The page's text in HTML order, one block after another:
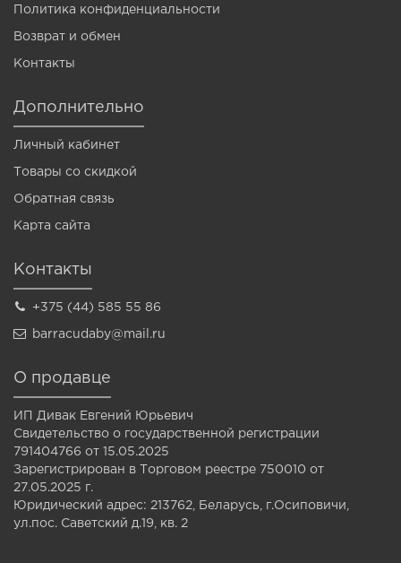
Политика конфиденциальности
Возврат и обмен
Контакты
Дополнительно
Личный кабинет
Товары со скидкой
Обратная связь
Карта сайта
Контакты
+375 (44) 585 55 86
barracudaby@mail.ru
О продавце
ИП Дивак Евгений Юрьевич
Свидетельство о государственной регистрации
791404766 от 15.05.2025
Зарегистрирован в Торговом реестре 750010 от
27.05.2025 г.
Юридический адрес: 213762, Беларусь, г.Осиповичи,
ул.пос. Саветский д.19, кв. 2